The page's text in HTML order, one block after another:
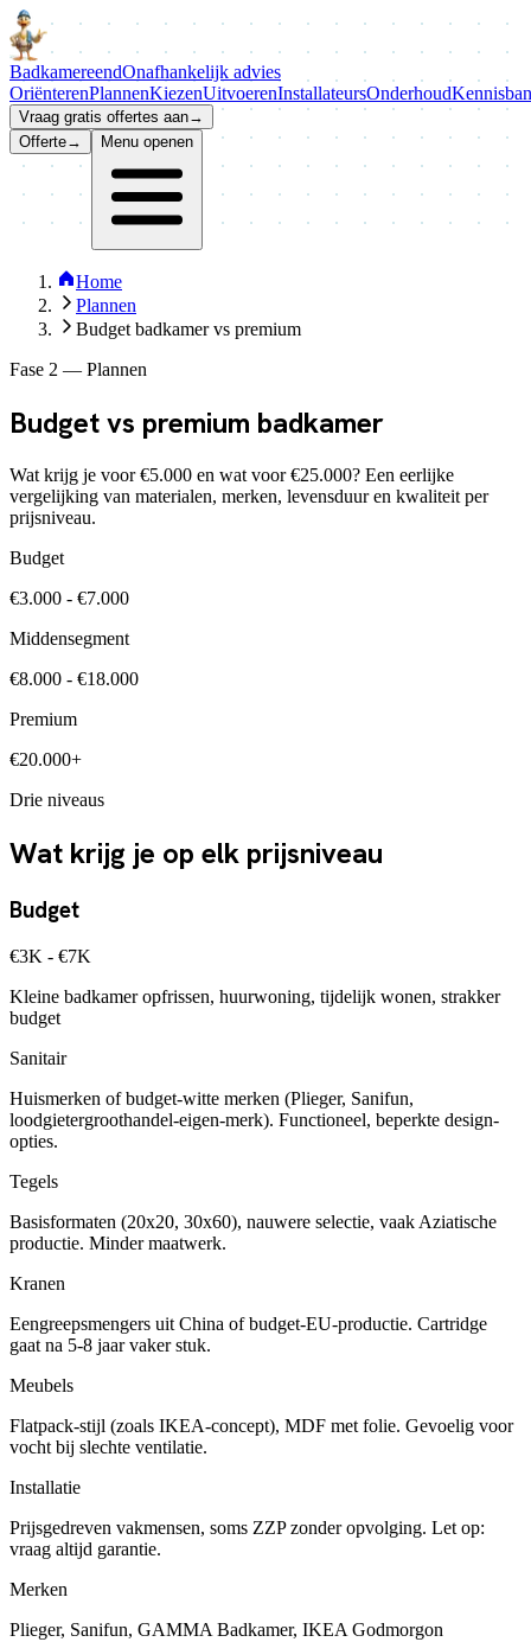
BadkamereendOnafhankelijk advies
OriënterenPlannenKiezenUitvoerenInstallateursOnderhoud
Vraag gratis offertes aan→
Offerte→ Menu openen
Home
Plannen
Budget badkamer vs premium
Fase 2 — Plannen
Budget vs premium badkamer
Wat krijg je voor €5.000 en wat voor €25.000? Een eerlijke
vergelijking van materialen, merken, levensduur en kwaliteit per
prijsniveau.
Budget
€3.000 - €7.000
Middensegment
€8.000 - €18.000
Premium
€20.000+
Drie niveaus
Wat krijg je op elk prijsniveau
Budget
€3K - €7K
Kleine badkamer opfrissen, huurwoning, tijdelijk wonen, strakker
budget
Sanitair
Huismerken of budget-witte merken (Plieger, Sanifun,
loodgietergroothandel-eigen-merk). Functioneel, beperkte design-
opties.
Tegels
Basisformaten (20x20, 30x60), nauwere selectie, vaak Aziatische
productie. Minder maatwerk.
Kranen
Eengreepsmengers uit China of budget-EU-productie. Cartridge
gaat na 5-8 jaar vaker stuk.
Meubels
Flatpack-stijl (zoals IKEA-concept), MDF met folie. Gevoelig voor
vocht bij slechte ventilatie.
Installatie
Prijsgedreven vakmensen, soms ZZP zonder opvolging. Let op:
vraag altijd garantie.
Merken
Plieger, Sanifun, GAMMA Badkamer, IKEA Godmorgon